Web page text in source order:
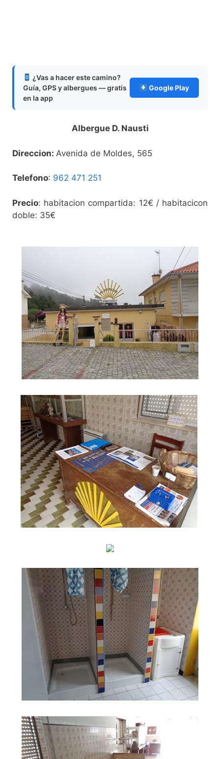
¿Vas a hacer este camino?
Guía, GPS y albergues — gratis
en la app
Google Play
Albergue D. Nausti
Direccion: Avenida de Moldes, 565
Telefono: 962 471 251
Precio: habitacion compartida: 12€ / habitacicon
doble: 35€